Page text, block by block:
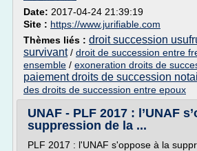
Date: 2017-04-24 21:39:19
Site : https://www.jurifiable.com
Thèmes liés : droit succession
survivant/ droit de succession entre
ensemble / exoneration droits de
paiement droits de succession
des droits de succession entre epoux
UNAF - PLF 2017 : l’UNAF
suppression de la ...
PLF 2017 : l'UNAF s'oppose à la